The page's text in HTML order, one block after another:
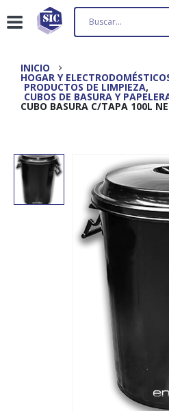
INICIO
HOGAR Y
PRODUCTOS DE LIMPIEZA,
CUBOS DE BASURA Y
CUBO BASURA C/TAPA 100L